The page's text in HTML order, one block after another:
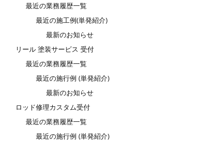
最近の業務履歴一覧
最近の施工例(単発紹介)
最新のお知らせ
リール 塗装サービス 受付
最近の業務履歴一覧
最近の施行例 (単発紹介)
最新のお知らせ
ロッド修理カスタム受付
最近の業務履歴一覧
最近の施行例 (単発紹介)